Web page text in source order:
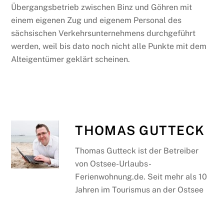
Übergangsbetrieb zwischen Binz und Göhren mit
einem eigenen Zug und eigenem Personal des
sächsischen Verkehrsunternehmens durchgeführt
werden, weil bis dato noch nicht alle Punkte mit dem
Alteigentümer geklärt scheinen.
THOMAS GUTTECK
Thomas Gutteck ist der Betreiber
von Ostsee-Urlaubs-
Ferienwohnung.de. Seit mehr als 10
Jahren im Tourismus an der Ostsee